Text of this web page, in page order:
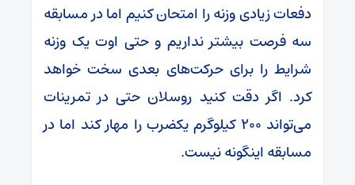
دفعات زیادی وزنه را امتحان کنیم اما در مسابقه
سه فرصت بیشتر نداریم و حتی اوت یک وزنه
شرایط را برای حرکت‌های بعدی سخت خواهد
کرد. اگر دقت کنید روسلان حتی در تمرینات
می‌تواند ۲۰۰ کیلوگرم یکضرب را مهار کند اما در
مسابقه اینگونه نیست.